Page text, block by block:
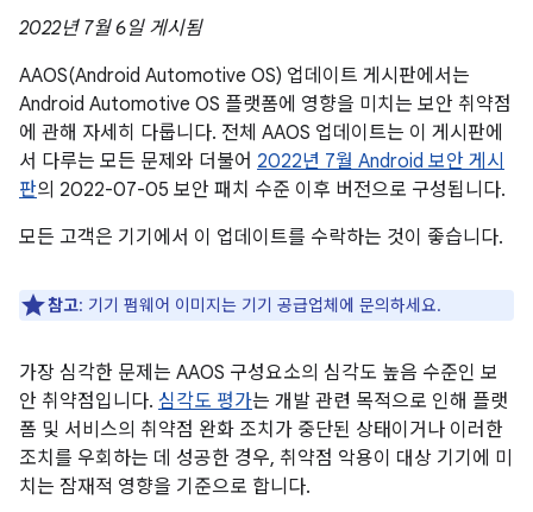
2022년 7월 6일 게시됨
AAOS(Android Automotive OS) 업데이트 게시판에서는
Android Automotive OS 플랫폼에 영향을 미치는 보안 취약점
에 관해 자세히 다룹니다. 전체 AAOS 업데이트는 이 게시판에
서 다루는 모든 문제와 더불어 2022년 7월 Android 보안 게시
판의 2022-07-05 보안 패치 수준 이후 버전으로 구성됩니다.
모든 고객은 기기에서 이 업데이트를 수락하는 것이 좋습니다.
참고: 기기 펌웨어 이미지는 기기 공급업체에 문의하세요.
가장 심각한 문제는 AAOS 구성요소의 심각도 높음 수준인 보
안 취약점입니다. 심각도 평가는 개발 관련 목적으로 인해 플랫
폼 및 서비스의 취약점 완화 조치가 중단된 상태이거나 이러한
조치를 우회하는 데 성공한 경우, 취약점 악용이 대상 기기에 미
치는 잠재적 영향을 기준으로 합니다.